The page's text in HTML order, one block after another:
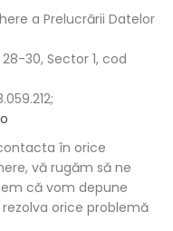
a Prelucrării Datelor
30, Sector 1, cod
în orice
vă rugăm să ne
că vom depune
orice problemă